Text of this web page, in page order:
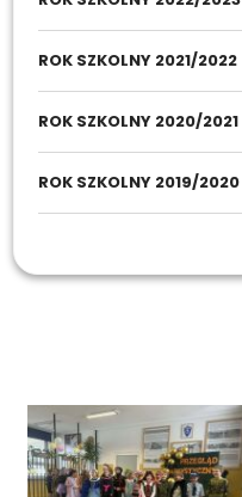
ROK SZKOLNY 2021/2022
ROK SZKOLNY 2020/2021
ROK SZKOLNY 2019/2020